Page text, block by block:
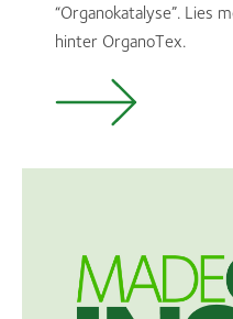
“Organokatalyse”. Lies
hinter OrganoTex.